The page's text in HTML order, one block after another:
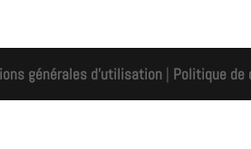
générales d'utilisation | Politique